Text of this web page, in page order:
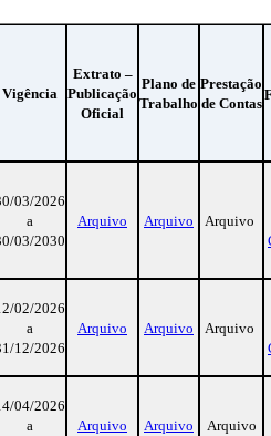
Vigência
Extrato –
Publicação
Oficial
Plano de
Trabalho
Prestação
de Contas
03/2026
a
03/2030
Arquivo Arquivo
Arquivo
02/2026
a
12/2026
Arquivo Arquivo
Arquivo
04/2026
a
Arquivo Arquivo
Arquivo